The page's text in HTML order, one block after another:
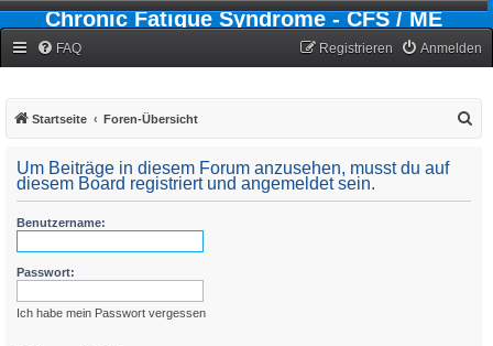
Chronic Fatigue Syndrome - CFS / ME
FAQ Anmelden
Registrieren
Startseite Foren-Übersicht
Um Beiträge in diesem Forum anzusehen, musst du auf
diesem Board registriert und angemeldet sein.
Benutzername:
Passwort:
Ich habe mein Passwort vergessen